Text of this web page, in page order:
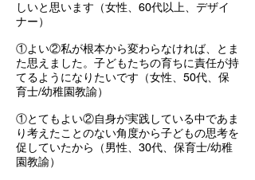
しいと思います（女性、60代以上、デザイ
ナー）
①よい②私が根本から変わらなければ、とま
た思えました。子どもたちの育ちに責任が持
てるようになりたいです（女性、50代、保
育士/幼稚園教諭）
①とてもよい②自身が実践している中であま
り考えたことのない角度から子どもの思考を
促していたから（男性、30代、保育士/幼稚
園教諭）